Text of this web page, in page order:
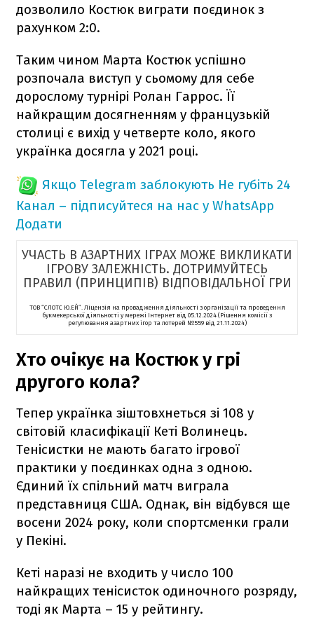
дозволило Костюк виграти поєдинок з
рахунком 2:0.
Таким чином Марта Костюк успішно
розпочала виступ у сьомому для себе
дорослому турнірі Ролан Гаррос. Її
найкращим досягненням у французькій
столиці є вихід у четверте коло, якого
українка досягла у 2021 році.
Якщо Telegram заблокують Не губіть 24
Канал – підписуйтеся на нас у WhatsApp
Додати
УЧАСТЬ В АЗАРТНИХ ІГРАХ МОЖЕ ВИКЛИКАТИ
ІГРОВУ ЗАЛЕЖНІСТЬ. ДОТРИМУЙТЕСЬ
ПРАВИЛ (ПРИНЦИПІВ) ВІДПОВІДАЛЬНОЇ ГРИ
ТОВ “СЛОТС Ю.ЕЙ”. Ліцензія на провадження діяльності з організації та проведення
букмекерської діяльності у мережі Інтернет від 05.12.2024 (Рішення комісії з
регулювання азартних ігор та лотерей №559 від 21.11.2024)
Хто очікує на Костюк у грі
другого кола?
Тепер українка зіштовхнеться зі 108 у
світовій класифікації Кеті Волинець.
Тенісистки не мають багато ігрової
практики у поєдинках одна з одною.
Єдиний їх спільний матч виграла
представниця США. Однак, він відбувся ще
восени 2024 року, коли спортсменки грали
у Пекіні.
Кеті наразі не входить у число 100
найкращих тенісисток одиночного розряду,
тоді як Марта – 15 у рейтингу.